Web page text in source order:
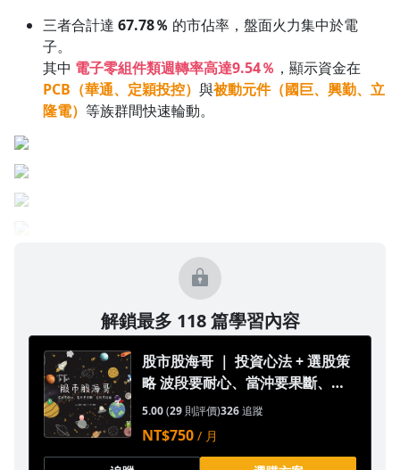
三者合計達 67.78％ 的市佔率，盤面火力集中於電
子。
其中 電子零組件類週轉率高達9.54％ ，顯示資金在
PCB（華通、定穎投控） 與被動元件（國巨、興勤、立
隆電） 等族群間快速輪動。
解鎖最多 118 篇學習內容
股市股海哥 ｜ 投資心法 + 選股策
略 波段要耐心、當沖要果斷、存
股要持續
5.00(29 則評價)326追蹤
NT$750 / 月